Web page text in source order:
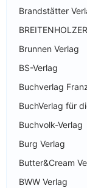
Brandstätter
Brunnen Verlag
BS-Verlag
Buchverlag
BuchVerlag für
Buchvolk-Verlag
Burg Verlag
Butter&Cream
BWW Verlag